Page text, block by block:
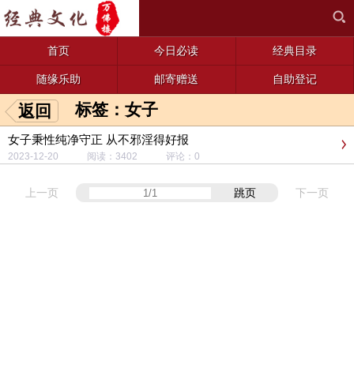
首页 今日必读 经典目录
随缘乐助 邮寄赠送 自助登记
返回 标签：女子
女子秉性纯净守正 从不邪淫得好报
2023-12-20 阅读：3402 评论：0
上一页 跳页 下一页